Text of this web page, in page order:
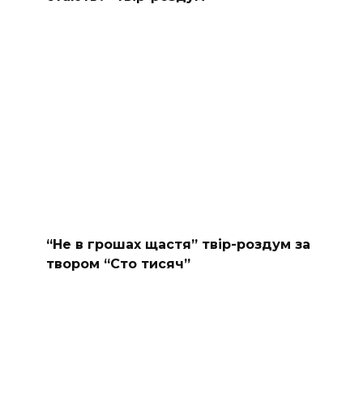
“Не в грошах щастя” твір-роздум за
твором “Сто тисяч”